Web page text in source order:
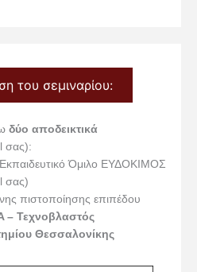
του σεμιναρίου:
δύο αποδεικτικά
σας):
Όμιλο ΕΥΔΟΚΙΜΟΣ
σας)
πιστοποίησης επιπέδου
– Τεχνοβλαστός
Θεσσαλονίκης